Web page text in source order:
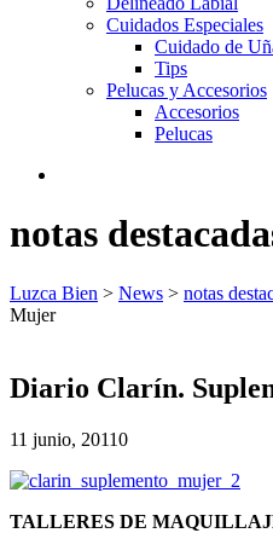
Cuidados Especiales
Cuidado de
Tips
Pelucas y Accesorios
Accesorios
Pelucas
notas
Luzca Bien > News > notas
Mujer
Diario Clarín.
11 junio, 20110
TALLERES DE